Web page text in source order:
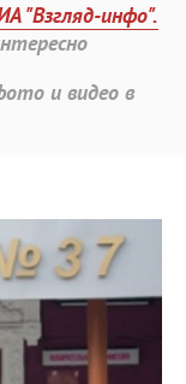
"Взгляд-инфо".
и видео в